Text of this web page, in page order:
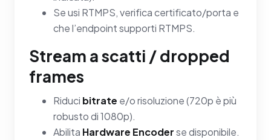
Se usi RTMPS, verifica certificato/porta e
che l’endpoint supporti RTMPS.
Stream a scatti / dropped
frames
Riduci bitrate e/o risoluzione (720p è più
robusto di 1080p).
Abilita Hardware Encoderse disponibile.